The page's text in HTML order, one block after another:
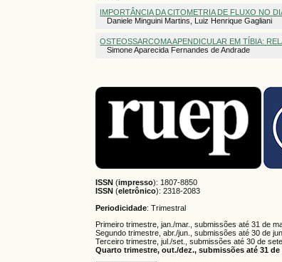
IMPORTÂNCIA DA CITOMETRIA DE FLUXO NO
Daniele Minguini Martins, Luiz Henrique Gagliani
OSTEOSSARCOMA APENDICULAR EM TÍBIA:
Simone Aparecida Fernandes de Andrade
ISSN (impresso): 1807-8850
ISSN (eletrônico):2318-2083
Periodicidade: Trimestral
Primeiro trimestre, jan./mar., submissões até 31 de
Segundo trimestre, abr./jun., submissões até 30 de
Terceiro trimestre, jul./set., submissões até 30 de
Quarto trimestre, out./dez., submissões até 31